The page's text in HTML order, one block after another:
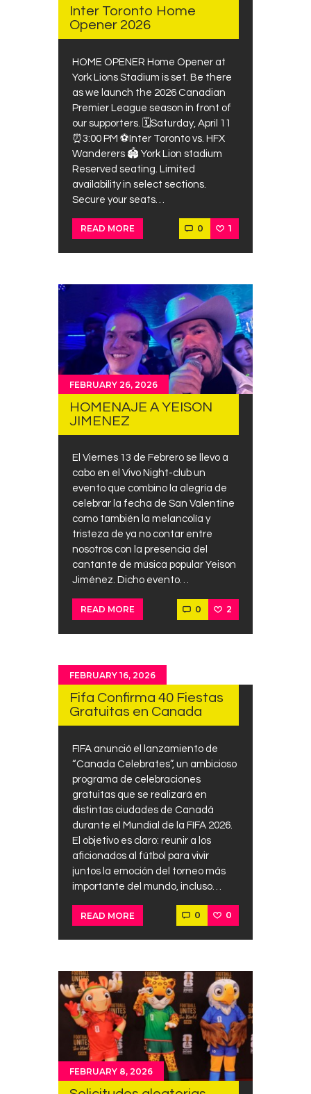
Inter Toronto Home
Opener 2026
HOME OPENER Home Opener at
York Lions Stadium is set. Be there
as we launch the 2026 Canadian
Premier League season in front of
our supporters. 🗓️Saturday, April 11
⏰3:00 PM ⚽Inter Toronto vs. HFX
Wanderers 🏟️ York Lion stadium
Reserved seating. Limited
availability in select sections.
Secure your seats…
READ MORE 0 1
FEBRUARY 26, 2026
HOMENAJE A YEISON
JIMENEZ
El Viernes 13 de Febrero se llevo a
cabo en el Vivo Night-club un
evento que combino la alegría de
celebrar la fecha de San Valentine
como también la melancolía y
tristeza de ya no contar entre
nosotros con la presencia del
cantante de música popular Yeison
Jiménez. Dicho evento…
READ MORE 0 2
FEBRUARY 16, 2026
Fifa Confirma 40 Fiestas
Gratuitas en Canada
FIFA anunció el lanzamiento de
“Canada Celebrates”, un ambicioso
programa de celebraciones
gratuitas que se realizará en
distintas ciudades de Canadá
durante el Mundial de la FIFA 2026.
El objetivo es claro: reunir a los
aficionados al fútbol para vivir
juntos la emoción del torneo más
importante del mundo, incluso…
READ MORE 0 0
FEBRUARY 8, 2026